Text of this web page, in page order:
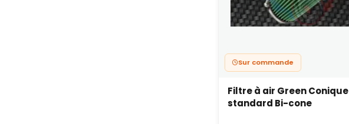
Sur commande
Filtre à air Green Conique
standard Bi-cone